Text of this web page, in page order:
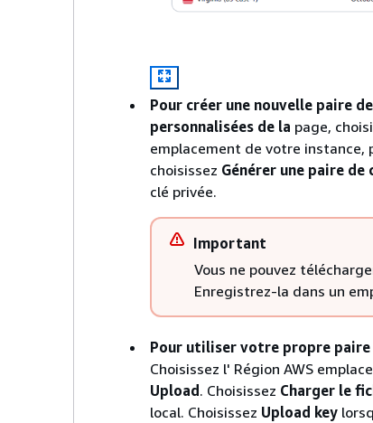
Pour créer une nouvelle paire
personnalisées de la page,
emplacement de votre instance,
choisissez Générer une paire de
clé privée.
Important
Vous ne pouvez
Enregistrez-la dans un
Pour utiliser votre propre paire
Choisissez l' Région AWS
Upload. Choisissez Charger le
local. Choisissez Upload key